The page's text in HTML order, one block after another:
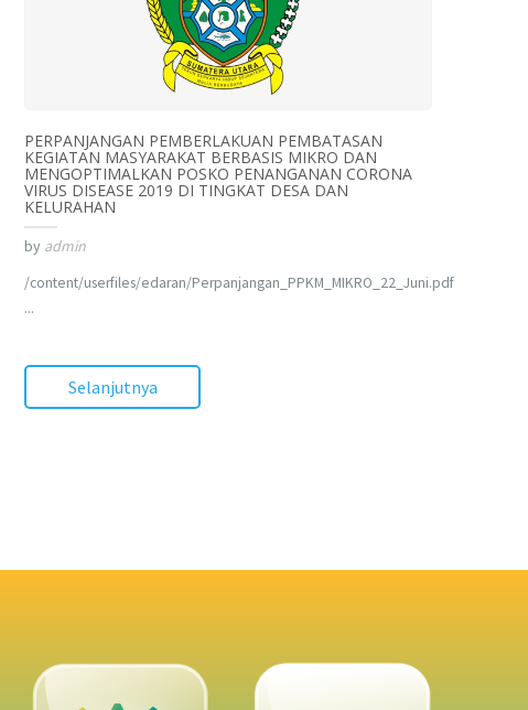
PERPANJANGAN PEMBERLAKUAN PEMBATASAN
KEGIATAN MASYARAKAT BERBASIS MIKRO DAN
MENGOPTIMALKAN POSKO PENANGANAN CORONA
VIRUS DISEASE 2019 DI TINGKAT DESA DAN
KELURAHAN
by admin
/content/userfiles/edaran/Perpanjangan_PPKM_MIKRO_22_Juni.pdf
...
Selanjutnya